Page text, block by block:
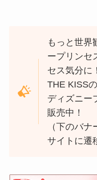
もっと世界
ープリンセ
セス気分に！
THE KISS
ディズニー
販売中！
（下のバ
サイトに遷